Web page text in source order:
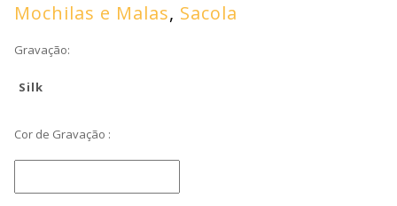
Mochilas e Malas, Sacola
Gravação:
Silk
Cor de Gravação :